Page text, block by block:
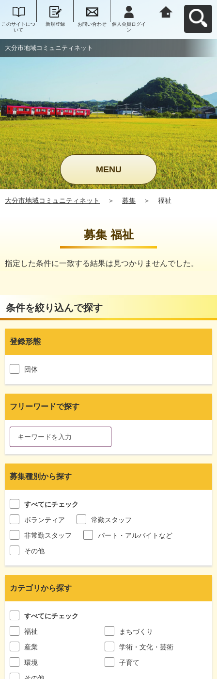
このサイトにつ
いて
新規登録 お問い合わせ
個人会員ログイ
ン
大分市地域コミュニティネット
MENU
大分市地域コミュニティネット ＞ 募集 ＞ 福祉
募集 福祉
指定した条件に一致する結果は見つかりませんでした。
条件を絞り込んで探す
登録形態
団体
フリーワードで探す
募集種別から探す
すべてにチェック
ボランティア
常勤スタッフ
非常勤スタッフ
パート・アルバイトなど
その他
カテゴリから探す
すべてにチェック
福祉
まちづくり
産業
学術・文化・芸術
環境
子育て